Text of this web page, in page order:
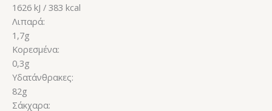
1626 kJ / 383 kcal
Λιπαρά:
1,7g
Kορεσμένα:
0,3g
Υδατάνθρακες:
82g
Σάκχαρα: